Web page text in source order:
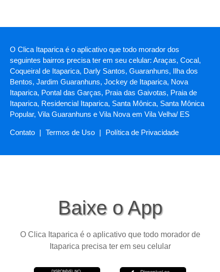
O Clica Itaparica é o aplicativo que todo morador dos
seguintes bairros precisa ter em seu celular: Araças, Cocal,
Coqueiral de Itaparica, Darly Santos, Guaranhuns, Ilha dos
Bentos, Jardim Guaranhuns, Jockey de Itaparica, Nova
Itaparica, Pontal das Garças, Praia das Gaivotas, Praia de
Itaparica, Residencial Itaparica, Santa Mônica, Santa Mônica
Popular, Vila Guaranhuns e Vila Nova em Vila Velha/ ES
Contato | Termos de Uso | Política de Privacidade
Baixe o App
O Clica Itaparica é o aplicativo que todo morador de
Itaparica precisa ter em seu celular